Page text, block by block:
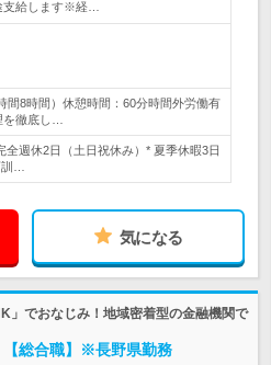
支給します※経…
間8時間）休憩時間：60分時間外労働有
徹底し…
全週休2日（土日祝休み）* 夏季休暇3日
…
気になる
」でおなじみ！地域密着型の金融機関で
【総合職】※長野県勤務